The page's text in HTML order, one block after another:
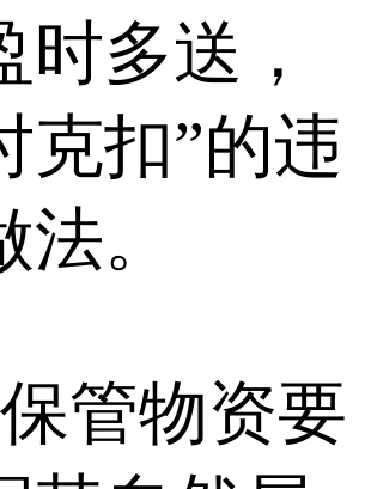
时多送，
克扣”的违
。
管物资要